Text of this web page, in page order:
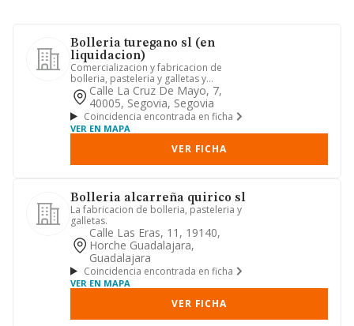
Bolleria turegano sl (en
liquidacion)
Comercializacion y fabricacion de
bolleria, pasteleria y galletas y
cualquier otra actividad comple...
Calle La Cruz De Mayo, 7,
40005, Segovia, Segovia
Coincidencia encontrada en ficha
VER EN MAPA
VER FICHA
Bolleria alcarreña quirico sl
La fabricacion de bolleria, pasteleria y
galletas.
Calle Las Eras, 11, 19140,
Horche Guadalajara,
Guadalajara
Coincidencia encontrada en ficha
VER EN MAPA
VER FICHA